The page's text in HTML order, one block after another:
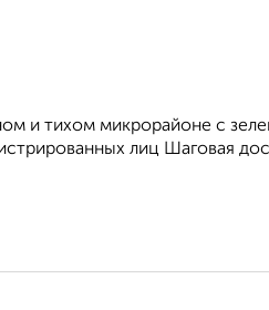
и тихом микрорайоне с
лиц Шаговая